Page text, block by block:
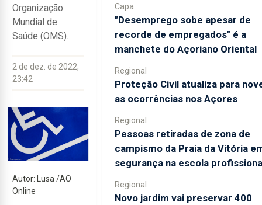
Organização
Mundial de
Saúde (OMS).
2 de dez. de 2022,
23:42
Autor: Lusa /AO
Online
Capa
"Desemprego sobe apesar de
recorde de empregados" é a
manchete do Açoriano Oriental
Regional
Proteção Civil atualiza para
as ocorrências nos Açores
Regional
Pessoas retiradas de zona de
campismo da Praia da Vitória
segurança na escola
Regional
Novo jardim vai preservar 400